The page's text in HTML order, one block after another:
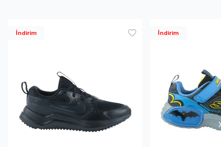
İndirim İndirim